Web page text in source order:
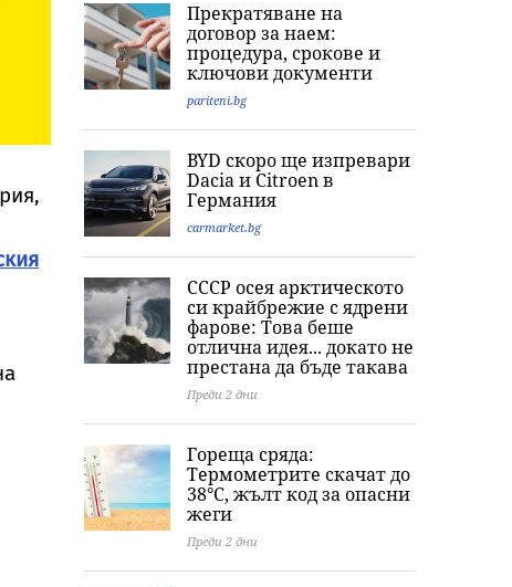
Прекратяване на
договор за наем:
процедура, срокове и
ключови документи
pariteni.bg
BYD скоро ще изпревари
Dacia и Citroеn в
Германия
carmarket.bg
СССР осея арктическото
си крайбрежие с ядрени
фарове: Това беше
отлична идея... докато не
престана да бъде такава
Преди 2 дни
Гореща сряда:
Термометрите скачат до
38°C, жълт код за опасни
жеги
Преди 2 дни